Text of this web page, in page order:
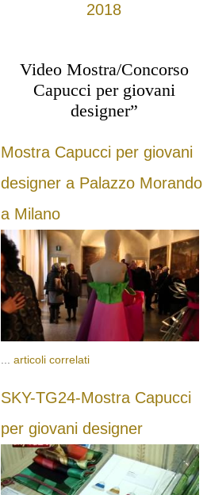
2018
Video Mostra/Concorso
Capucci per giovani
designer”
Mostra Capucci per giovani
designer a Palazzo Morando
a Milano
articoli correlati
SKY-TG24-Mostra Capucci
per giovani designer